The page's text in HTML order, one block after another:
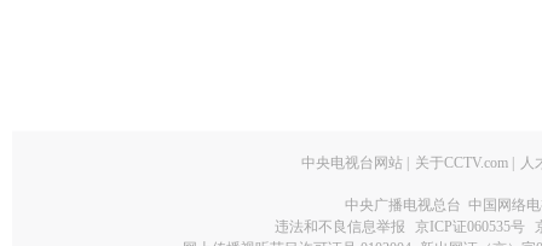
中央电视台网站 关于CCTV.com 人
中央广播电视总台 中国网络
违法和不良信息举报
京ICP证060535号